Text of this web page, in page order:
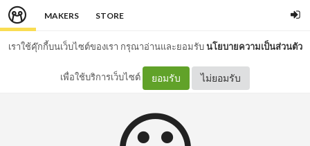
MAKERS STORE
เราใช้คุ๊กกี้บนเว็บไซต์ของเรา กรุณาอ่านและยอมรับนโยบายความเป็นส่วนตัว
เพื่อใช้บริการเว็บไซต์ ยอมรับ ไม่ยอมรับ